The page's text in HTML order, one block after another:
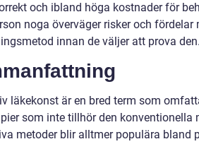
och ibland höga kostnader för
noga överväger risker och fördelar
innan de väljer att prova den.
läkekonst är en bred term som
som inte tillhör den konventionella
metoder blir alltmer populära bland